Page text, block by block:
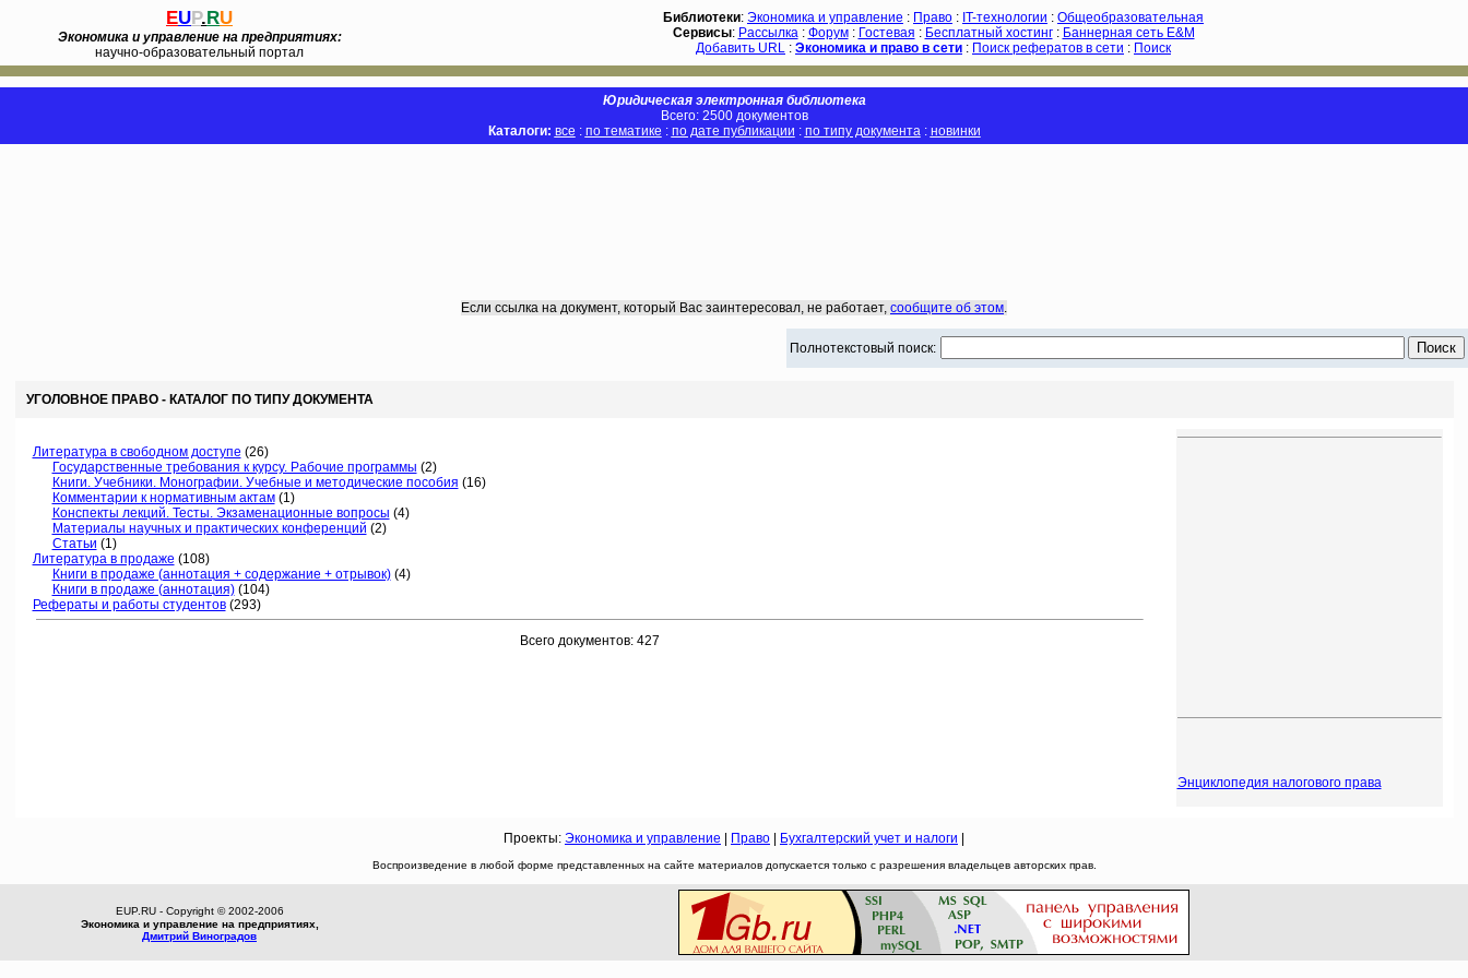
EUP.RU
Экономика и управление на предприятиях:
научно-образовательный портал
Библиотеки: Экономика и управление : Право : IT-технологии : Общеобразовательная
Сервисы: Рассылка: Форум: Гостевая : Бесплатный хостинг: Баннерная сеть E&M
Добавить URL : Экономика и право в сети : Поиск рефератов в сети : Поиск
Юридическая электронная библиотека
Всего: 2500 документов
Каталоги: все : по тематике : по дате публикации : по типу документа: новинки
Если ссылка на документ, который Вас заинтересовал, не работает, сообщите об этом.
Полнотекстовый поиск:
УГОЛОВНОЕ ПРАВО - КАТАЛОГ ПО ТИПУ ДОКУМЕНТА
Литература в свободном доступе (26)
Государственные требования к курсу. Рабочие программы (2)
Книги. Учебники. Монографии. Учебные и методические пособия (16)
Комментарии к нормативным актам(1)
Конспекты лекций. Тесты. Экзаменационные вопросы (4)
Материалы научных и практических конференций (2)
Статьи (1)
Литература в продаже (108)
Книги в продаже (аннотация + содержание + отрывок)(4)
Книги в продаже (аннотация)(104)
Рефераты и работы студентов(293)
Всего документов: 427
Энциклопедия налогового права
Проекты: Экономика и управление Право Бухгалтерский учет и налоги
Воспроизведение в любой форме представленных на сайте материалов допускается только с разрешения владельцев авторских прав.
EUP.RU - Copyright © 2002-2006
Экономика и управление на предприятиях,
Дмитрий Виноградов